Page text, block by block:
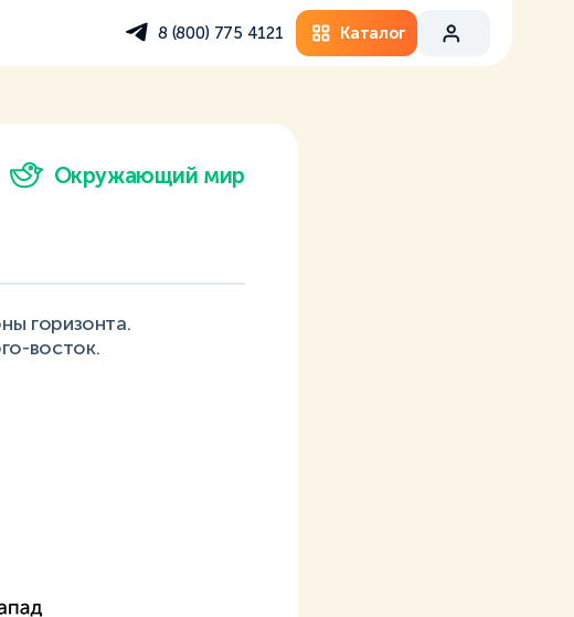
8 (800) 775 4121 Каталог
Окружающий мир
горизонта.
восток.